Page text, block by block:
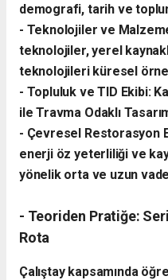
demografi, tarih ve
- ​Teknolojiler ve
teknolojiler, yerel
teknolojileri küresel
​- Topluluk ve TID Ekibi:
ile Travma Odaklı
- ​Çevresel Restorasyon
enerji öz yeterliliği ve
yönelik orta ve uzun
- ​Teoriden Pratiğe:
Rota
​Çalıştay kapsamında